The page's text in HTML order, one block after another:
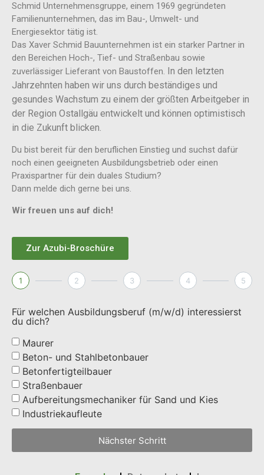
Schmid Unternehmensgruppe, einem 1969 gegründeten
Familienunternehmen, das im Bau-, Umwelt- und
Energiesektor tätig ist.
Das Xaver Schmid Bauunternehmen ist ein starker Partner in
den Bereichen Hoch-, Tief- und Straßenbau sowie
zuverlässiger Lieferant von Baustoffen. In den letzten
Jahrzehnten haben wir uns durch beständiges und
gesundes Wachstum zu einem der größten Arbeitgeber in
der Region Ostallgäu entwickelt und ­können optimistisch
in die Zukunft blicken.
Du bist bereit für den beruflichen Einstieg und suchst dafür
noch einen geeigneten Ausbildungsbetrieb oder einen
Praxispartner für dein duales Studium?
Dann melde dich gerne bei uns.
Wir freuen uns auf dich!
Zur Azubi-Broschüre
1 2 3 4 5
Für welchen Ausbildungsberuf (m/w/d) interessierst
du dich?
Maurer
Beton- und Stahlbetonbauer
Betonfertigteilbauer
Straßenbauer
Aufbereitungsmechaniker für Sand und Kies
Industriekaufleute
Nächster Schritt